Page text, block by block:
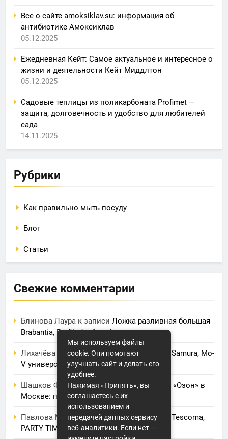
Все о сайте amoksiklav.su: информация об
антибиотике Амоксиклав
05.12.2025
Ежедневная Кейт: Самое актуальное и интересное о
жизни и деятельности Кейт Миддлтон
05.12.2025
Садовые теплицы из поликарбоната Profimet —
защита, долговечность и удобство для любителей
сада
14.11.2025
Рубрики
Как правильно мыть посуду
Блог
Статьи
Свежие комментарии
Блинова Лаура к записи Ложка разливная большая
Brabantia, Profile (нейлон)
Лихачёва Анеляк записиНож кухонный Samura, Mo-
V универсальный 125 мм, G-10
Шашков Фролк записиФулфилмент для «Озон» в
Москве: полный обзор услуг и цен
Павлова Маринак записиЭлектрогриль Tescoma,
PARTY TIME
Мы используем файлы
cookie. Они помогают
улучшать сайт и делать его
удобнее.
Нажимая «Принять», вы
соглашаетесь с их
использованием и
передачей данных сервису
веб-аналитики. Если нет —